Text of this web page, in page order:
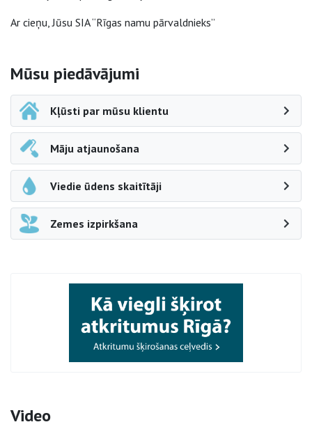
Ar cieņu, Jūsu SIA “Rīgas namu pārvaldnieks”
Sāna navigācija
Mūsu piedāvājumi
Kļūsti par mūsu klientu
Māju atjaunošana
Viedie ūdens skaitītāji
Zemes izpirkšana
Video